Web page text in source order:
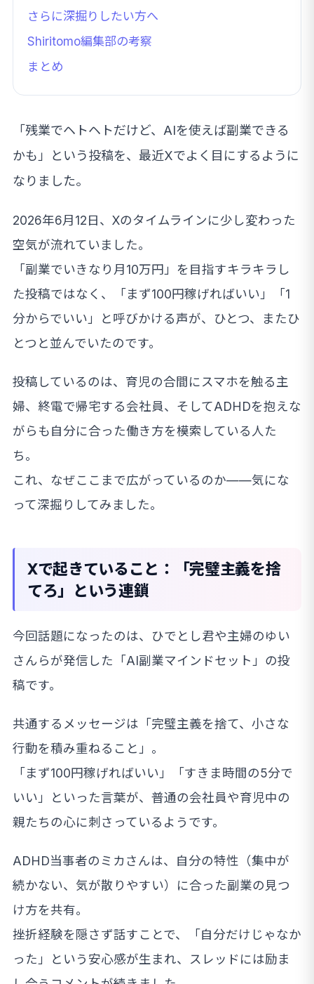
さらに深掘りしたい方へ
Shiritomo編集部の考察
まとめ
「残業でヘトヘトだけど、AIを使えば副業できる
かも」という投稿を、最近Xでよく目にするように
なりました。
2026年6月12日、Xのタイムラインに少し変わった
空気が流れていました。
「副業でいきなり月10万円」を目指すキラキラし
た投稿ではなく、「まず100円稼げればいい」「1
分からでいい」と呼びかける声が、ひとつ、またひ
とつと並んでいたのです。
投稿しているのは、育児の合間にスマホを触る主
婦、終電で帰宅する会社員、そしてADHDを抱えな
がらも自分に合った働き方を模索している人た
ち。
これ、なぜここまで広がっているのか——気にな
って深掘りしてみました。
Xで起きていること：「完璧主義を捨
てろ」という連鎖
今回話題になったのは、ひでとし君や主婦のゆい
さんらが発信した「AI副業マインドセット」の投
稿です。
共通するメッセージは「完璧主義を捨て、小さな
行動を積み重ねること」。
「まず100円稼げればいい」「すきま時間の5分で
いい」といった言葉が、普通の会社員や育児中の
親たちの心に刺さっているようです。
ADHD当事者のミカさんは、自分の特性（集中が
続かない、気が散りやすい）に合った副業の見つ
け方を共有。
挫折経験を隠さず話すことで、「自分だけじゃなか
った」という安心感が生まれ、スレッドには励ま